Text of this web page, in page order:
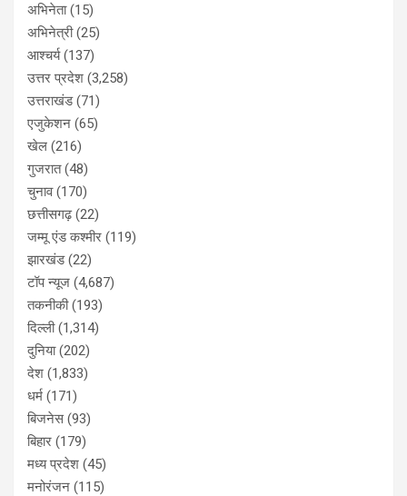
अभिनेता(15)
अभिनेत्री(25)
आश्चर्य(137)
उत्तर प्रदेश (3,258)
उत्तराखंड(71)
एजुकेशन (65)
खेल (216)
गुजरात(48)
चुनाव(170)
छत्तीसगढ़(22)
जम्मू एंड कश्मीर (119)
झारखंड(22)
टॉप न्यूज (4,687)
तकनीकी(193)
दिल्ली(1,314)
दुनिया(202)
देश (1,833)
धर्म (171)
बिजनेस(93)
बिहार (179)
मध्य प्रदेश (45)
मनोरंजन (115)